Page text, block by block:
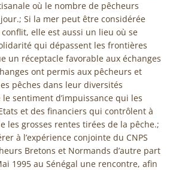
où le nombre de pêcheurs
Si la mer peut être considérée
elle est aussi un lieu où se
qui dépassent les frontières
un réceptacle favorable aux échanges
ont permis aux pêcheurs et
pêches dans leur diversités
sentiment d’impuissance qui les
et des financiers qui contrôlent à
les grosses rentes tirées de la pêche.;
à l’expérience conjointe du CNPS
Bretons et Normands d’autre part
1995 au Sénégal une rencontre, afin